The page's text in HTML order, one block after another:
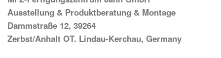
Ausstellung & Produktberatung & Montage
Dammstraße 12, 39264
Zerbst/Anhalt OT. Lindau-Kerchau, Germany